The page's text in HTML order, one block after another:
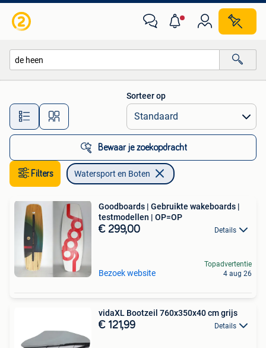
Alle afstanden…
Sorteer op
Bewaar je zoekopdracht
Filters Watersport en Boten
Goodboards | Gebruikte wakeboards |
testmodellen | OP=OP
€ 299,00 Details
Bezoek website
Topadvertentie
4 aug 26
vidaXL Bootzeil 760x350x40 cm grijs
€ 121,99 Details